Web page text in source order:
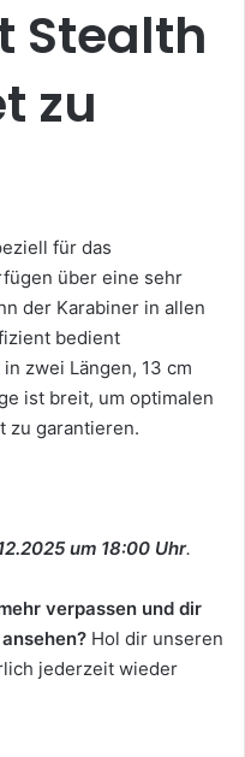
Stealth
zu
für das
über eine sehr
der Karabiner in allen
bedient
zwei Längen, 13 cm
ist breit, um optimalen
zu garantieren.
um 18:00 Uhr.
verpassen und dir
Hol dir unseren
jederzeit wieder